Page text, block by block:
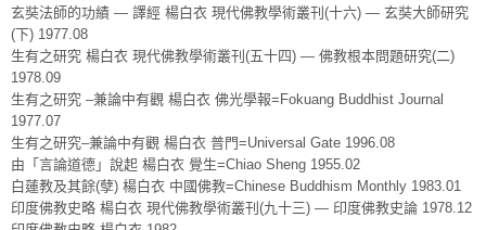
玄奘法師的功績 — 譯經 楊白衣 現代佛教學術叢刊(十六) — 玄奘大師研究
(下) 1977.08
生有之研究 楊白衣 現代佛教學術叢刊(五十四) — 佛教根本問題研究(二)
1978.09
生有之研究 –兼論中有觀 楊白衣 佛光學報=Fokuang Buddhist Journal
1977.07
生有之研究–兼論中有觀 楊白衣 普門=Universal Gate 1996.08
由「言論道德」說起 楊白衣 覺生=Chiao Sheng 1955.02
白蓮教及其餘(孽) 楊白衣 中國佛教=Chinese Buddhism Monthly 1983.01
印度佛教史略 楊白衣 現代佛教學術叢刊(九十三) — 印度佛教史論 1978.12